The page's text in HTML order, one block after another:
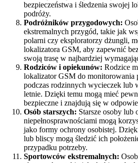
bezpieczeństwa i śledzenia swojej
podróży.
Podróżników przygodowych:
ekstremalnych przygód, takie jak
polarni czy eksploratorzy dżungli,
lokalizatora GSM, aby zapewnić
swoją trasę w najbardziej
Rodziców i opiekunów: Rodzice
lokalizator GSM do monitorowania
podczas rodzinnych wycieczek lub
letnie. Dzięki temu mogą mieć
bezpieczne i znajdują się w
Osób starszych: Starsze osoby lub
niepełnosprawnościami mogą
jako formy ochrony osobistej.
lub bliscy mogą śledzić ich
przypadku potrzeby.
Sportowców ekstremalnych: